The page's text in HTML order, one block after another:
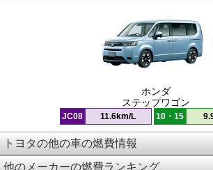
ホンダ
ステップワゴン
JC08 11.6km/L 10・15
トヨタの他の車の燃費情報
他のメーカーの燃費ランキング